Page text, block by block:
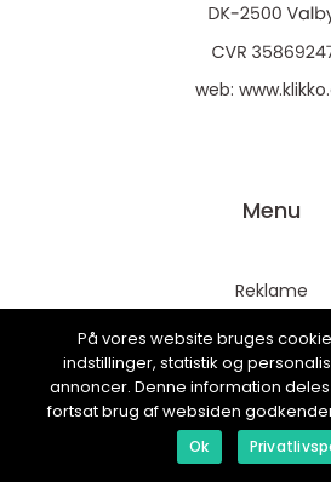
web:
Menu
Reklame
Cookies
Kontakt Oss
Sitemap
På vores website bruges
indstillinger, statistik og
annoncer. Denne information
fortsat brug af websiden
Ok